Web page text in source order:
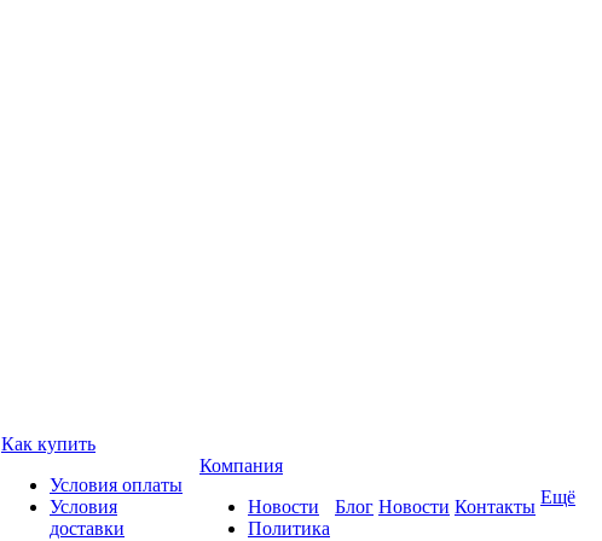
Как купить
Условия оплаты
Условия
доставки
Компания
Новости
Политика
Блог Новости Контакты Ещё